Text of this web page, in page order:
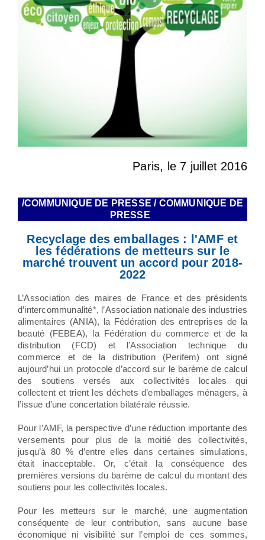
Paris, le 7 juillet 2016
/COMMUNIQUE DE PRESSE / COMMUNIQUE DE
PRESSE
Recyclage des emballages : l'AMF et
les fédérations de metteurs sur le
marché trouvent un accord pour 2018-
2022
L’Association des maires de France et des présidents
d’intercommunalité*, l’Association nationale des industries
alimentaires (ANIA), la Fédération des entreprises de la
beauté (FEBEA), la Fédération du commerce et de la
distribution (FCD) et l’Association technique du
commerce et de la distribution (Perifem) ont signé
aujourd’hui un protocole d’accord sur le barème de calcul
des soutiens versés aux collectivités locales qui
collectent et trient les déchets d’emballages ménagers, à
l’issue d’une concertation bilatérale réussie.
Pour l’AMF, la perspective d’une réduction importante des
versements pour plus de la moitié des collectivités,
jusqu’à 80 % d’entre elles dans certaines simulations,
était inacceptable. Or, c’était la conséquence des
premières versions du barème de calcul du montant des
soutiens pour les collectivités locales.
Pour les metteurs sur le marché, une augmentation
conséquente de leur contribution, sans aucune base
économique ni visibilité sur l’emploi de ces sommes,